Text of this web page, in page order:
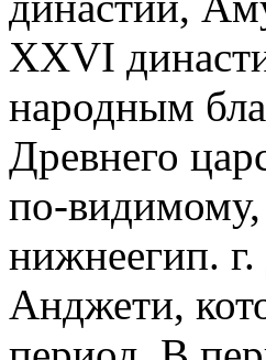
XXVI
народным
Древнего
по-
нижнеегип. г.
Анджети,